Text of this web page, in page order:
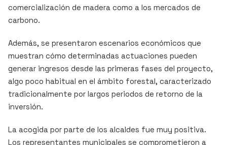
comercialización de madera como a los mercados de
carbono.
Además, se presentaron escenarios económicos que
muestran cómo determinadas actuaciones pueden
generar ingresos desde las primeras fases del proyecto,
algo poco habitual en el ámbito forestal, caracterizado
tradicionalmente por largos periodos de retorno de la
inversión.
La acogida por parte de los alcaldes fue muy positiva.
Los representantes municipales se comprometieron a